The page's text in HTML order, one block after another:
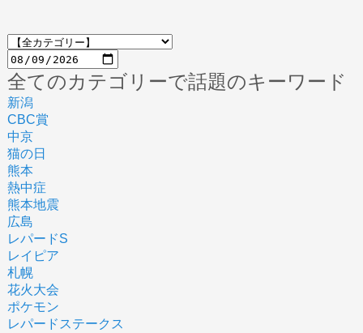
全てのカテゴリーで話題のキーワード
新潟
CBC賞
中京
猫の日
熊本
熱中症
熊本地震
広島
レパードS
レイピア
札幌
花火大会
ポケモン
レパードステークス